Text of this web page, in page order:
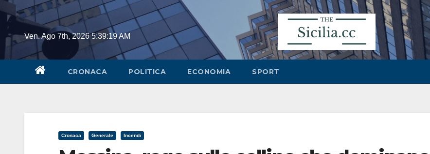
Skip
contentVen. Ago 7th, 20265:39:19 AM
CRONACA POLITICA ECONOMIA SPORT
Cronaca Generale Incendi